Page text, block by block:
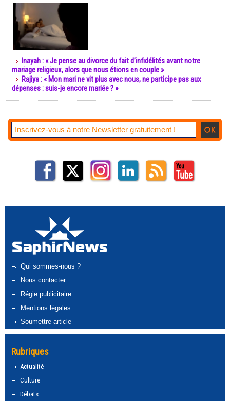
Inayah : « Je pense au divorce du fait d’infidélités avant notre
mariage religieux, alors que nous étions en couple »
Rajiya : « Mon mari ne vit plus avec nous, ne participe pas aux
dépenses : suis-je encore mariée ? »
Qui sommes-nous ?
Nous contacter
Régie publicitaire
Mentions légales
Soumettre article
Rubriques
Actualité
Culture
Débats